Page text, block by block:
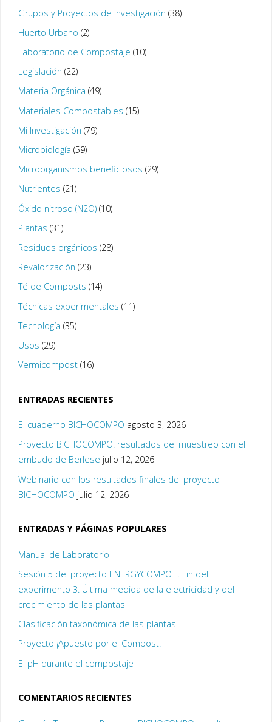
Grupos y Proyectos de Investigación (38)
Huerto Urbano (2)
Laboratorio de Compostaje (10)
Legislación (22)
Materia Orgánica (49)
Materiales Compostables (15)
Mi Investigación (79)
Microbiología (59)
Microorganismos beneficiosos (29)
Nutrientes (21)
Óxido nitroso (N2O)(10)
Plantas (31)
Residuos orgánicos (28)
Revalorización (23)
Té de Composts (14)
Técnicas experimentales (11)
Tecnología (35)
Usos (29)
Vermicompost(16)
ENTRADAS RECIENTES
El cuaderno BICHOCOMPO agosto 3, 2026
Proyecto BICHOCOMPO: resultados del muestreo con el
embudo de Berlese julio 12, 2026
Webinario con los resultados finales del proyecto
BICHOCOMPO julio 12, 2026
ENTRADAS Y PÁGINAS POPULARES
Manual de Laboratorio
Sesión 5 del proyecto ENERGYCOMPO II. Fin del
experimento 3. Última medida de la electricidad y del
crecimiento de las plantas
Clasificación taxonómica de las plantas
Proyecto ¡Apuesto por el Compost!
El pH durante el compostaje
COMENTARIOS RECIENTES